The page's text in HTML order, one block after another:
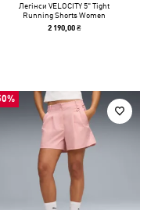
Легінси VELOCITY 5" Tight
Running Shorts Women
2 190,00 ₴